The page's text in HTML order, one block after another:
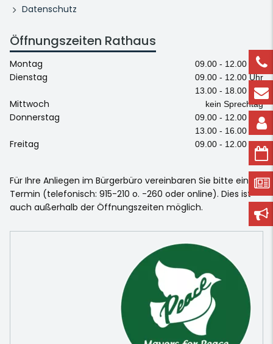
Datenschutz
Öffnungszeiten Rathaus
Montag 09.00 - 12.00 Uhr
Dienstag
09.00 - 12.00 Uhr
13.00 - 18.00 Uhr
Mittwoch kein Sprechtag
Donnerstag
09.00 - 12.00 Uhr
13.00 - 16.00 Uhr
Freitag 09.00 - 12.00 Uhr
Für Ihre Anliegen im Bürgerbüro vereinbaren Sie bitte einen
Termin (telefonisch: 915-210 o. -260 oder online). Dies ist
auch außerhalb der Öffnungszeiten möglich.